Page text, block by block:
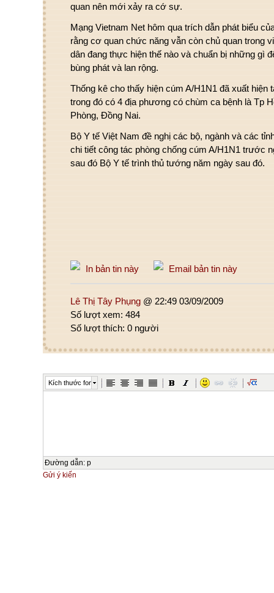
quan nên mới xảy ra cớ sự.
Mạng Vietnam Net hôm qua trích dẫn phát biểu
rằng cơ quan chức năng vẫn còn chủ quan trong
dân đang thực hiện thế nào và chuẩn bị những gì
bùng phát và lan rộng.
Thống kê cho thấy hiện cúm A/H1N1 đã xuất hiện
trong đó có 4 địa phương có chùm ca bệnh là Tp
Phòng, Đồng Nai.
Bộ Y tế Việt Nam đề nghị các bộ, ngành và các
chi tiết công tác phòng chống cúm A/H1N1 trước
sau đó Bộ Y tế trình thủ tướng năm ngày sau đó.
In bản tin này Email bản tin này
Lê Thị Tây Phụng @ 22:49 03/09/2009
Số lượt xem: 484
Số lượt thích: 0 người
Kích thước font
Đường dẫn: p
Gửi ý kiến